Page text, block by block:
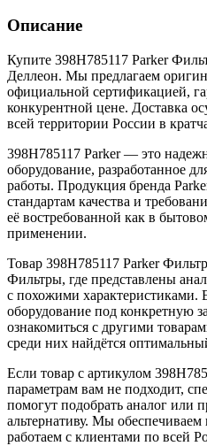
Описание
Купите 398H785117 Parker
Деллеон. Мы предлагаем
официальной сертификацией,
конкурентной цене. Доставка
всей территории России в
398H785117 Parker — это
оборудование, разработанное
работы. Продукция бренда
стандартам качества и
её востребованной как в
применении.
Товар 398H785117 Parker
Фильтры, где представлены
с похожими характеристиками.
оборудование под конкретную
ознакомиться с другими
среди них найдётся
Если товар с артикулом
параметрам вам не подходит,
помогут подобрать аналог или
альтернативу. Мы
работаем с клиентами по всей